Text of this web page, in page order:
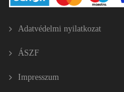
Adatvédelmi nyilatkozat
ÁSZF
Impresszum